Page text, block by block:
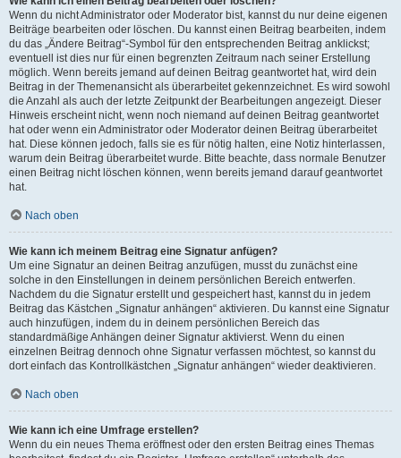
Wenn du nicht Administrator oder Moderator bist, kannst du nur deine eigenen
Beiträge bearbeiten oder löschen. Du kannst einen Beitrag bearbeiten, indem
du das „Ändere Beitrag“-Symbol für den entsprechenden Beitrag anklickst;
eventuell ist dies nur für einen begrenzten Zeitraum nach seiner Erstellung
möglich. Wenn bereits jemand auf deinen Beitrag geantwortet hat, wird dein
Beitrag in der Themenansicht als überarbeitet gekennzeichnet. Es wird sowohl
die Anzahl als auch der letzte Zeitpunkt der Bearbeitungen angezeigt. Dieser
Hinweis erscheint nicht, wenn noch niemand auf deinen Beitrag geantwortet
hat oder wenn ein Administrator oder Moderator deinen Beitrag überarbeitet
hat. Diese können jedoch, falls sie es für nötig halten, eine Notiz hinterlassen,
warum dein Beitrag überarbeitet wurde. Bitte beachte, dass normale Benutzer
einen Beitrag nicht löschen können, wenn bereits jemand darauf geantwortet
hat.
Nach oben
Wie kann ich meinem Beitrag eine Signatur anfügen?
Um eine Signatur an deinen Beitrag anzufügen, musst du zunächst eine
solche in den Einstellungen in deinem persönlichen Bereich entwerfen.
Nachdem du die Signatur erstellt und gespeichert hast, kannst du in jedem
Beitrag das Kästchen „Signatur anhängen“ aktivieren. Du kannst eine Signatur
auch hinzufügen, indem du in deinem persönlichen Bereich das
standardmäßige Anhängen deiner Signatur aktivierst. Wenn du einen
einzelnen Beitrag dennoch ohne Signatur verfassen möchtest, so kannst du
dort einfach das Kontrollkästchen „Signatur anhängen“ wieder deaktivieren.
Nach oben
Wie kann ich eine Umfrage erstellen?
Wenn du ein neues Thema eröffnest oder den ersten Beitrag eines Themas